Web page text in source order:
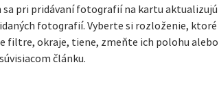
pri pridávaní fotografií na kartu
fotografií. Vyberte si rozloženie,
filtre, okraje, tiene, zmeňte ich polohu
článku.